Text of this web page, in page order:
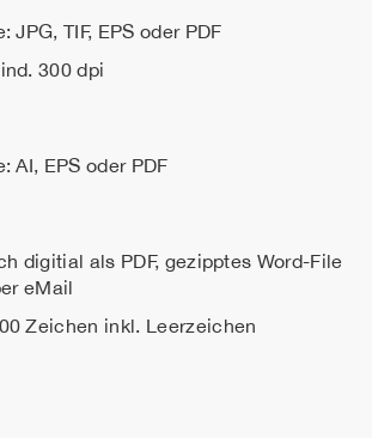
JPG, TIF, EPS oder PDF
300 dpi
AI, EPS oder PDF
digitial als PDF, gezipptes Word-File
eMail
Zeichen inkl. Leerzeichen